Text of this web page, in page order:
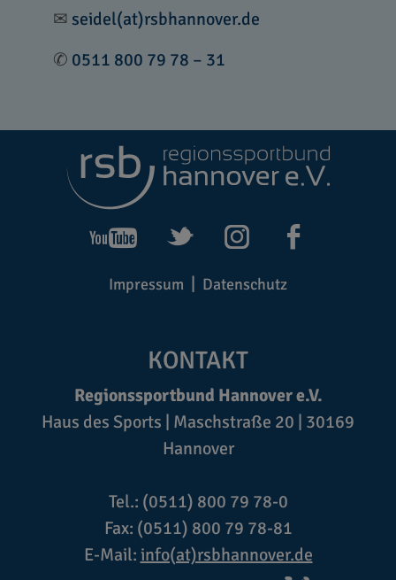
✉ seidel(at)rsbhannover.de
✆ 0511 800 79 78 – 31
Impressum Datenschutz
KONTAKT
Regionssportbund Hannover e.V.
Haus des Sports | Maschstraße 20 | 30169
Hannover
Tel.: (0511) 800 79 78-0
Fax: (0511) 800 79 78-81
E-Mail: info(at)rsbhannover.de